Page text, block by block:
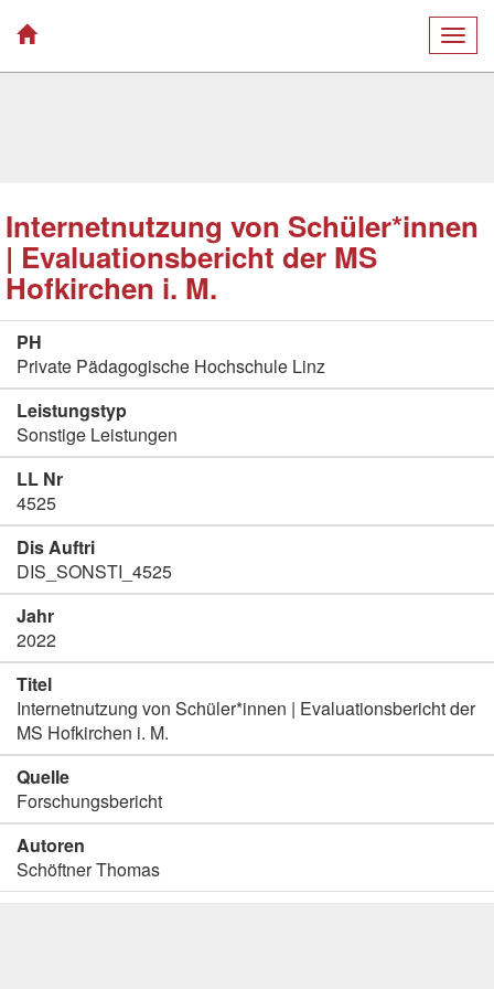
Internetnutzung von Schüler*innen
| Evaluationsbericht der MS
Hofkirchen i. M.
PH
Private Pädagogische Hochschule Linz
Leistungstyp
Sonstige Leistungen
LL Nr
4525
Dis Auftri
DIS_SONSTI_4525
Jahr
2022
Titel
Internetnutzung von Schüler*innen | Evaluationsbericht der
MS Hofkirchen i. M.
Quelle
Forschungsbericht
Autoren
Schöftner Thomas